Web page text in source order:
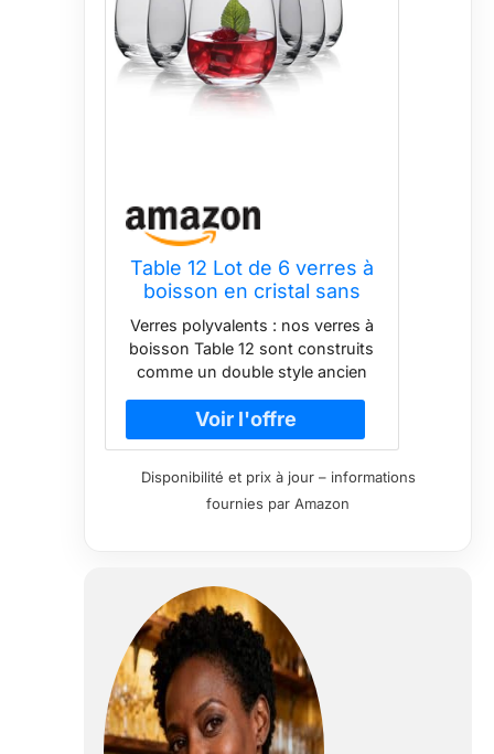
Table 12 Lot de 6 verres à
boisson en cristal sans
plomb résistants à la
casse 450 ml
Verres polyvalents : nos verres à
boisson Table 12 sont construits
comme un double style ancien
autant qu'un highball. Excellent
pour le jus et le lait, le whisky et
toute boisson ou occasion, ces
verres de 449,4 g peuvent être
en plein air pour des occasions
spéciales. Cristal sans plomb :
faites l'expérience de la clarté
avec la verrerie en cristal sans
plomb. Le cristal européen ajoute
une touche de brillance moderne
et classique à n'importe quelle
Disponibilité et prix à jour – informations
fournies par Amazon